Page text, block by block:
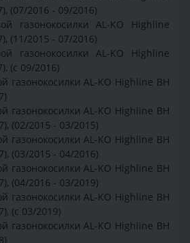
(07/2016 - 09/2016)
газонокосилки AL-KO Highline
(11/2015 - 07/2016)
газонокосилки AL-KO Highline
(с 09/2016)
газонокосилки AL-KO Highline BH
газонокосилки AL-KO Highline BH
(02/2015 - 03/2015)
газонокосилки AL-KO Highline BH
(03/2015 - 04/2016)
газонокосилки AL-KO Highline BH
(04/2016 - 03/2019)
газонокосилки AL-KO Highline BH
(с 03/2019)
газонокосилки AL-KO Highline BH